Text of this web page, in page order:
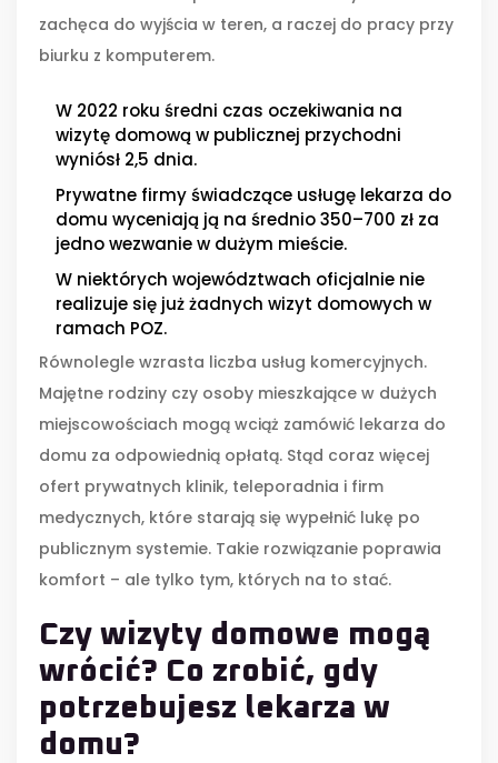
zachęca do wyjścia w teren, a raczej do pracy przy
biurku z komputerem.
W 2022 roku średni czas oczekiwania na
wizytę domową w publicznej przychodni
wyniósł 2,5 dnia.
Prywatne firmy świadczące usługę lekarza do
domu wyceniają ją na średnio 350–700 zł za
jedno wezwanie w dużym mieście.
W niektórych województwach oficjalnie nie
realizuje się już żadnych wizyt domowych w
ramach POZ.
Równolegle wzrasta liczba usług komercyjnych.
Majętne rodziny czy osoby mieszkające w dużych
miejscowościach mogą wciąż zamówić lekarza do
domu za odpowiednią opłatą. Stąd coraz więcej
ofert prywatnych klinik, teleporadnia i firm
medycznych, które starają się wypełnić lukę po
publicznym systemie. Takie rozwiązanie poprawia
komfort – ale tylko tym, których na to stać.
Czy wizyty domowe mogą
wrócić? Co zrobić, gdy
potrzebujesz lekarza w
domu?